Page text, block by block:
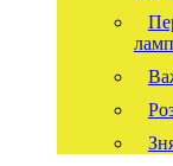
ламп